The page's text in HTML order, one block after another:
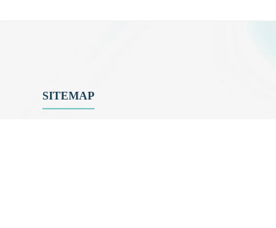
SITEMAP